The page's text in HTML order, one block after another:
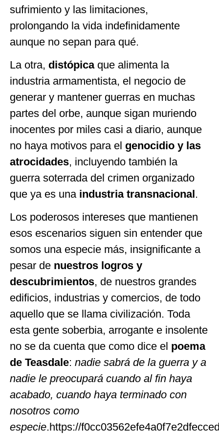
sufrimiento y las limitaciones,
prolongando la vida indefinidamente
aunque no sepan para qué.
La otra, distópicaque alimenta la
industria armamentista, el negocio de
generar y mantener guerras en muchas
partes del orbe, aunque sigan muriendo
inocentes por miles casi a diario, aunque
no haya motivos para el genocidio y las
atrocidades, incluyendo también la
guerra soterrada del crimen organizado
que ya es una industria transnacional.
Los poderosos intereses que mantienen
esos escenarios siguen sin entender que
somos una especie más, insignificante a
pesar de nuestros logros y
descubrimientos, de nuestros grandes
edificios, industrias y comercios, de todo
aquello que se llama civilización. Toda
esta gente soberbia, arrogante e insolente
no se da cuenta que como dice el poema
de Teasdale: nadie sabrá de la guerra y a
nadie le preocupará cuando al fin haya
acabado, cuando haya terminado con
nosotros como
especie.https://